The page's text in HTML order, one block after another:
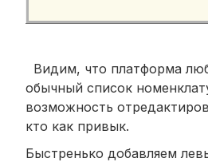
Видим, что платформа
обычный список
возможность
кто как привык.
Быстренько добавляем